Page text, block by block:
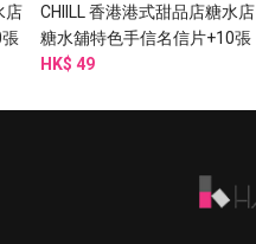
店
CHIILL 香港港式甜品店糖水店
糖水舖特色手信名信片+10張
防水貼紙
HK$ 49